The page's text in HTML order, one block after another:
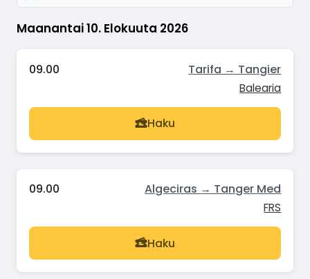
Maanantai 10. Elokuuta 2026
09.00 Tarifa → Tangier
Balearia
Haku
09.00 Algeciras → Tanger Med
FRS
Haku